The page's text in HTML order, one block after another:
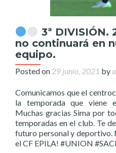
3ª DIVISIÓN.
no continuará en
equipo.
Posted on 29 junio, 2021 by
Comunicamos que el
la temporada que viene
Muchas gracias Sima por
temporadas en el club. Te
futuro personal y deportivo.
el CF EPILA! #UNION